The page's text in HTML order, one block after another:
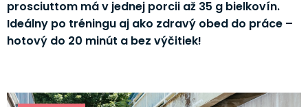
prosciuttom má v jednej porcii až 35 g bielkovín.
Ideálny po tréningu aj ako zdravý obed do práce –
hotový do 20 minút a bez výčitiek!